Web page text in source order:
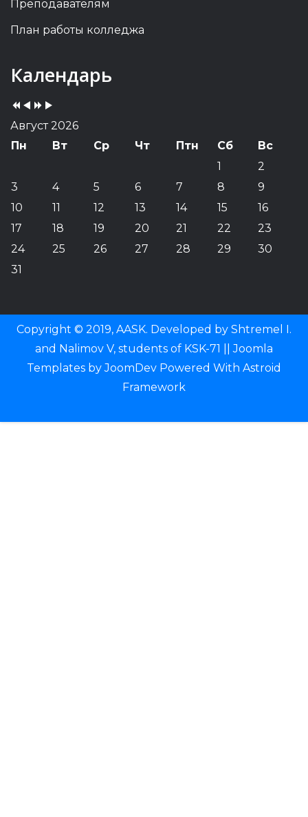
Преподавателям
План работы колледжа
Календарь
Previous
Year
Previous
Month
YearMonth
Август 2026
Пн
Вт Ср Чт Птн Сб
Вс
1
2
3
4 5 6 7 8
9
10
11 12 13 14 15
16
17
18 19 20 21 22
23
24
25 26 27 28 29
30
31
Copyright © 2019, AASK. Developed by Shtremel I.
and Nalimov V, students of KSK-71 ||Joomla
Templates byJoomDev Powered With Astroid
Framework